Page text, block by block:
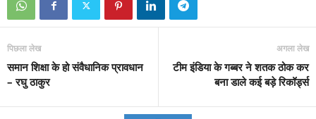
पिछला लेख
समान शिक्षा के हो संवैधानिक प्रावधान
– रघु ठाकुर
अगला लेख
टीम इंडिया के गब्बर ने शतक ठोक कर
बना डाले कई बड़े रिकॉर्ड्स